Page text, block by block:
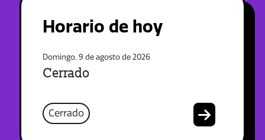
Horario de hoy
Domingo, 9 de agosto de 2026
Cerrado
Cerrado